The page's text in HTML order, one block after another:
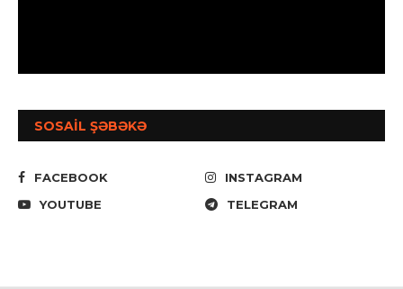
SOSAİL ŞƏBƏKƏ
FACEBOOK
INSTAGRAM
YOUTUBE
TELEGRAM